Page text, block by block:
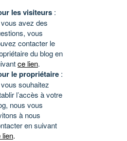
les visiteurs :
avez des
vous
contacter le
du blog en
ce lien.
le propriétaire :
souhaitez
l’accès à votre
nous vous
à nous
en suivant
lien.